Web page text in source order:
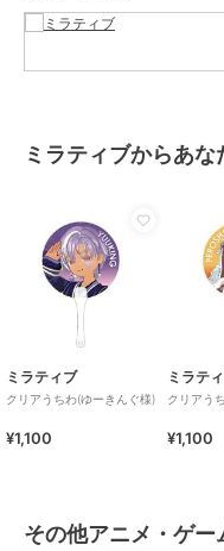
ミラティブからあ
ミラティブ
クリアうちわ(ゆーきんぐ様)
¥1,100
ミラテ
クリアう
¥1,100
その他アニメ・ゲ